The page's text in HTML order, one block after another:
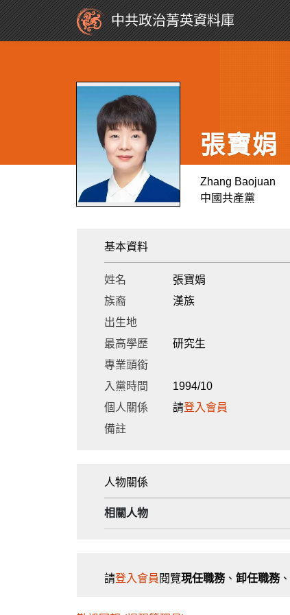
中共政治菁英資料庫
張寶娟
Zhang Baojuan
中國共產黨
基本資料
姓名 張寶娟
族裔
漢族
出生地
最高學歷
研究生
專業頭銜
入黨時間
1994/10
個人關係
請登入會員
備註
人物關係
相關人物
請登入會員 閱覽現任職務、 卸任職務、